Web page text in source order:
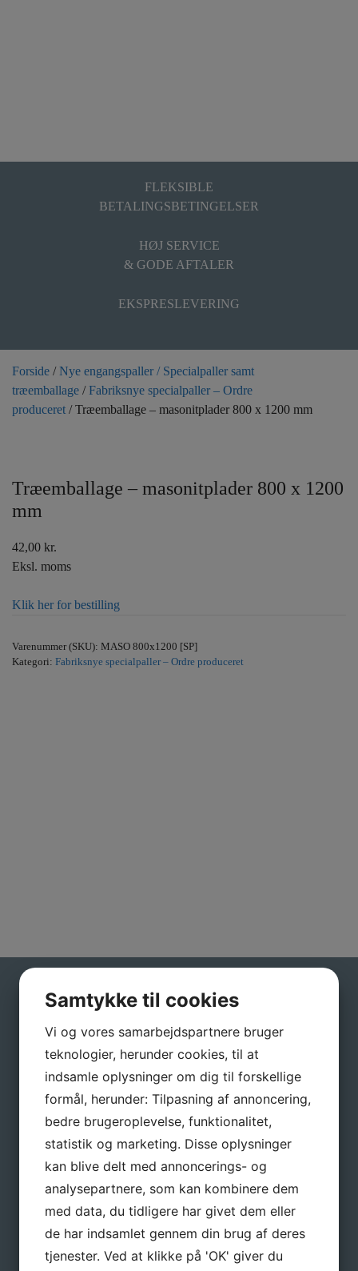
FLEKSIBLE
BETALINGSBETINGELSER
HØJ SERVICE
& GODE AFTALER
EKSPRESLEVERING
Forside /Nye engangspaller / Specialpaller samt
træemballage /Fabriksnye specialpaller – Ordre
produceret / Træemballage – masonitplader 800 x 1200 mm
Træemballage – masonitplader 800 x 1200
mm
42,00 kr.
Eksl. moms
Klik her for bestilling
Varenummer (SKU): MASO 800x1200 [SP]
Kategori: Fabriksnye specialpaller – Ordre produceret
Gå ikke glip af gode tilbud
Tilmeld dig vores nyhedsbrev, hvis du vil have
nyheder og gode tilbud direkte i din indbakke.
Navn *
Samtykke til cookies
Vi og vores samarbejdspartnere bruger
teknologier, herunder cookies, til at
indsamle oplysninger om dig til forskellige
formål, herunder: Tilpasning af annoncering,
bedre brugeroplevelse, funktionalitet,
statistik og marketing. Disse oplysninger
kan blive delt med annoncerings- og
analysepartnere, som kan kombinere dem
med data, du tidligere har givet dem eller
de har indsamlet gennem din brug af deres
tjenester. Ved at klikke på 'OK' giver du